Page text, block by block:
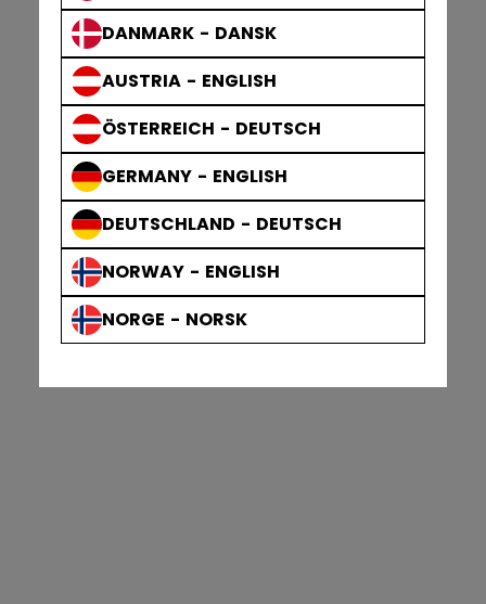
DANMARK - DANSK
AUSTRIA - ENGLISH
ÖSTERREICH - DEUTSCH
GERMANY - ENGLISH
DEUTSCHLAND - DEUTSCH
NORWAY - ENGLISH
NORGE - NORSK